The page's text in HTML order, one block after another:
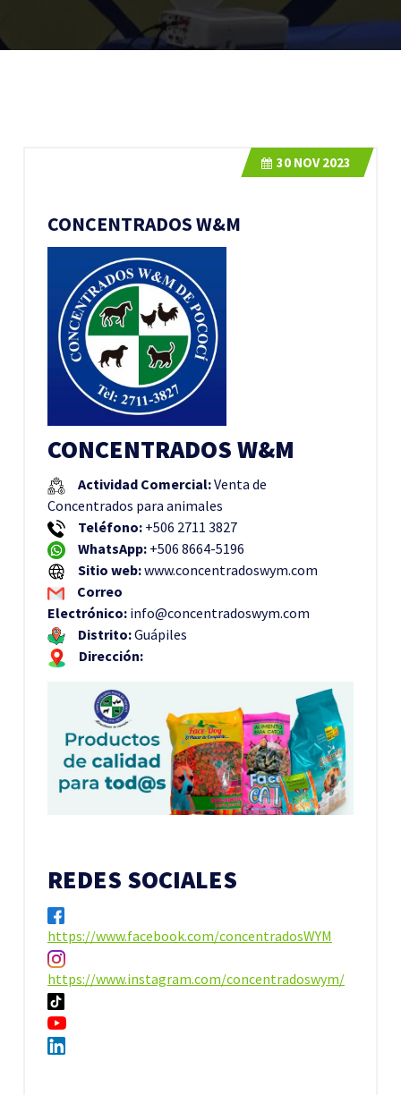
CONCENTRADOS W&M
30 NOV 2023
CONCENTRADOS W&M
Actividad Comercial:Venta de
Concentrados para animales
Teléfono: +506 2711 3827
WhatsApp: +506 8664-5196
Sitio web:www.concentradoswym.com
Correo
Electrónico: info@concentradoswym.com
Distrito:Guápiles
Dirección:
REDES SOCIALES
https://www.facebook.com/concentradosWYM
https://www.instagram.com/concentradoswym/